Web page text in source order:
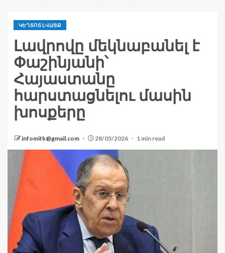
ԿԵՂՏՈՏ ԼՎԱՑՔ
Լավրովը մեկնաբանել է
Փաշինյանի՝
Հայաստանը
հարստացնելու մասին
խոսքերը
infomitk@gmail.com 28/05/2026 1 min read